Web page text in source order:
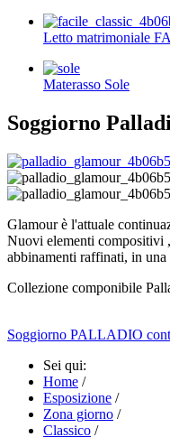
Letto matrimoniale
Materasso Sole
Soggiorno
Glamour è l'attuale
Nuovi elementi compositivi
abbinamenti raffinati, in una
Collezione componibile
Soggiorno PALLADIO
Sei qui:
Home /
Esposizione /
Zona giorno /
Classico /